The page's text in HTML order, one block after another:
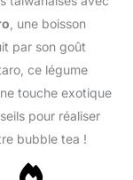
, une boisson
par son goût
ce légume
touche exotique
pour réaliser
bubble tea !